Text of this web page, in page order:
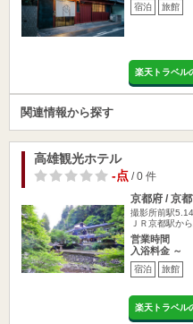
宿泊 旅館
楽天トラベル
関連情報から探す
高雄観光ホテル
-点/ 0 件
京都府 / 京
撮影所前駅
ＪＲ京都駅か
営業時間
入浴料金 ～
宿泊 旅館
楽天トラベル